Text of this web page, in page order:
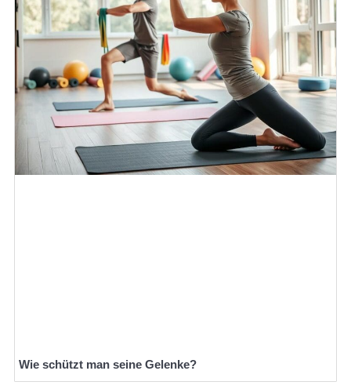
Wie schützt man seine Gelenke?